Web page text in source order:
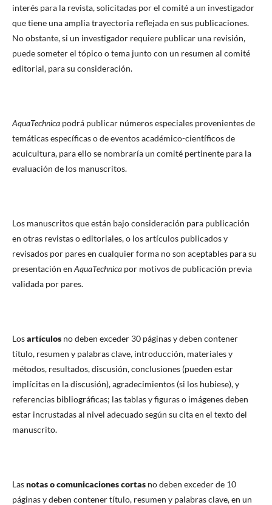
interés para la revista, solicitadas por el comité a un investigador
que tiene una amplia trayectoria reflejada en sus publicaciones.
No obstante, si un investigador requiere publicar una revisión,
puede someter el tópico o tema junto con un resumen al comité
editorial, para su consideración.
AquaTechnica podrá publicar números especiales provenientes de
temáticas específicas o de eventos académico-científicos de
acuicultura, para ello se nombraría un comité pertinente para la
evaluación de los manuscritos.
Los manuscritos que están bajo consideración para publicación
en otras revistas o editoriales, o los artículos publicados y
revisados por pares en cualquier forma no son aceptables para su
presentación en AquaTechnica por motivos de publicación previa
validada por pares.
Losartículos no deben exceder 30 páginas y deben contener
título, resumen y palabras clave, introducción, materiales y
métodos, resultados, discusión, conclusiones (pueden estar
implícitas en la discusión), agradecimientos (si los hubiese), y
referencias bibliográficas; las tablas y figuras o imágenes deben
estar incrustadas al nivel adecuado según su cita en el texto del
manuscrito.
Lasnotas o comunicaciones cortas no deben exceder de 10
páginas y deben contener título, resumen y palabras clave, en un